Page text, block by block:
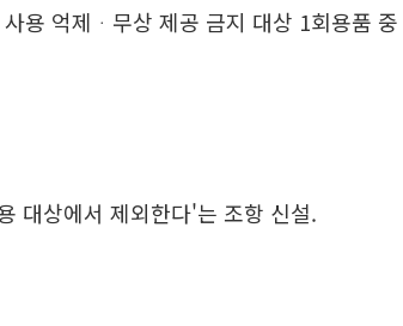
용 억제ᆞ무상 제공 금지 대상 1회용품
대상에서 제외한다'는 조항 신설.